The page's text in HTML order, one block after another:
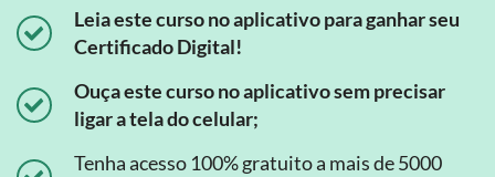
Leia este curso no aplicativo para ganhar seu
Certificado Digital!
Ouça este curso no aplicativo sem precisar
ligar a tela do celular;
Tenha acesso 100% gratuito a mais de 5000